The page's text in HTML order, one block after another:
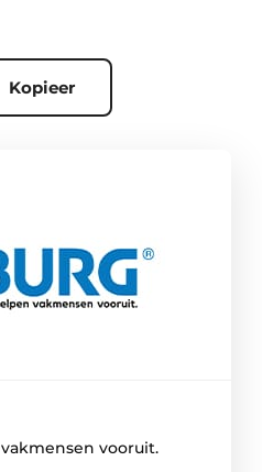
Kopieer
vooruit.